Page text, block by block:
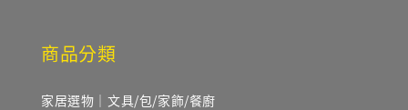
商品分類
家居選物｜文具/包/家飾/餐廚